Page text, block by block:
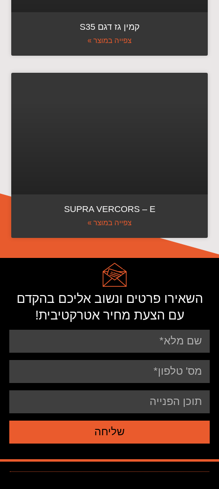
קמין גז דגם S35
צפייה במוצר »
SUPRA VERCORS – E
צפייה במוצר »
השאירו פרטים ונשוב אליכם בהקדם
עם הצעת מחיר אטרקטיבית!
שליחה